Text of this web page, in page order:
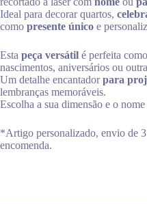
Ideal para decorar quartos,
como presente único e
Esta peça versátil é perfeita
nascimentos, aniversários ou
Um detalhe encantadorpara
lembranças memoráveis.
Escolha a sua dimensão e o
*Artigo personalizado, envio de
encomenda.